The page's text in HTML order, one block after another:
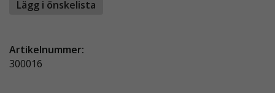
På bilden är tillvalen sparklist, plattform med stege och
Lägg i önskelista
Artikelnummer:
300016